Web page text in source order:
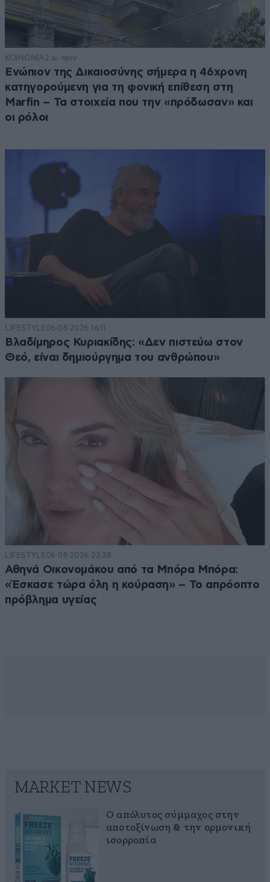
ΚΟΙΝΩΝΙΑ2 ω. πριν
Ενώπιον της Δικαιοσύνης σήμερα η 46χρονη
κατηγορούμενη για τη φονική επίθεση στη
Marfin – Τα στοιχεία που την «πρόδωσαν» και
οι ρόλοι
LIFESTYLE06·08·2026 16:11
Βλαδίμηρος Κυριακίδης: «Δεν πιστεύω στον
Θεό, είναι δημιούργημα του ανθρώπου»
LIFESTYLE06·08·2026 22:38
Αθηνά Οικονομάκου από τα Μπόρα Μπόρα:
«Έσκασε τώρα όλη η κούραση» – Το απρόοπτο
πρόβλημα υγείας
MARKET NEWS
Ο απόλυτος σύμμαχος στην
αποτοξίνωση & την ορμονική
ισορροπία